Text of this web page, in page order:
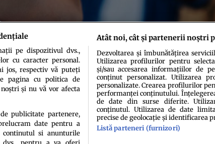
confidenţialitatePolitica de cookiesTermeni şi condiţiiEchipa
pe dispozitivul dvs.,
cu caracter personal.
jos, respectiv vă puteți
pagina cu politica de
și nu vă vor afecta
publicitate partenere,
date pentru a
continutul si anunturile
Atât noi, cât și partenerii noștri
Dezvoltarea și îmbunătățirea
Utilizarea profilurilor pentru
și/sau accesarea informațiilor de
conținut personalizat. Utilizarea
personalizate. Crearea profilurilor
performanței conținutului.
de date din surse diferite.
conținutul. Utilizarea de date
precise de geolocație și identificarea
Listă parteneri (furnizori)